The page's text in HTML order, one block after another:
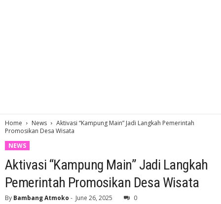
Home News
Aktivasi “Kampung Main” Jadi Langkah Pemerintah
Promosikan Desa Wisata
NEWS
Aktivasi “Kampung Main” Jadi Langkah
Pemerintah Promosikan Desa Wisata
By Bambang Atmoko - June 26, 2025 0